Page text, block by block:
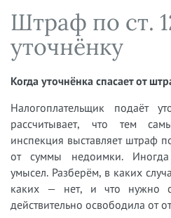
Преимущества юридической
фирмы
Кейсы
Вакансии
Налоговая практика
Сопровождение бизнеса
Ведение уголовных дел
Защита активов
Ведение дел о банкротстве
Новости
Аудиоподкасты
Видеоподкасты
Справочная
Вопросы-ответы
Вебинары и семинары
Прямые эфиры
Штраф по ст.
уточнёнку
Когда уточнёнка спасает от
Налогоплательщик подаёт
рассчитывает, что тем
инспекция выставляет штраф
от суммы недоимки. Иногда
умысел. Разберём, в каких
каких — нет, и что нужно
действительно освободила от